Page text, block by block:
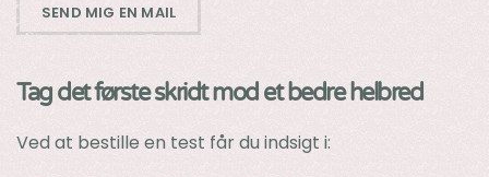
SEND MIG EN MAIL
Tag det første skridt mod et bedre helbred
Ved at bestille en test får du indsigt i: